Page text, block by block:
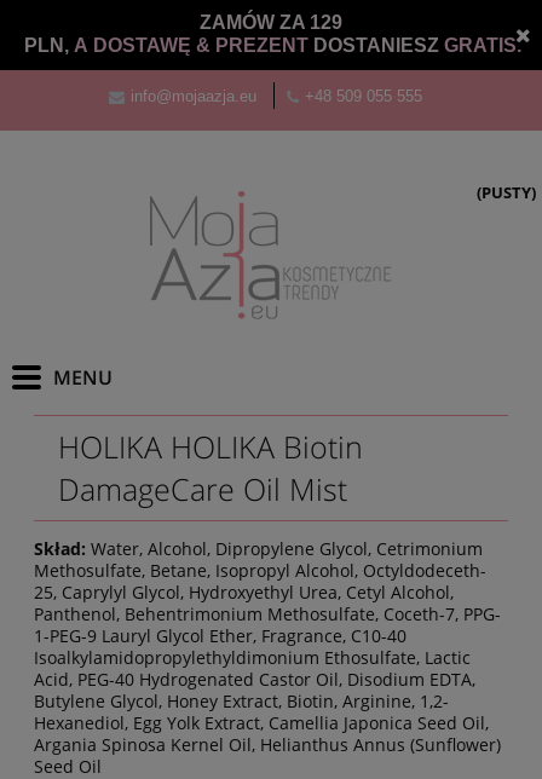
ZAMÓW ZA 129
PLN, A DOSTAWĘ & PREZENT DOSTANIESZ GRATIS.
info@mojaazja.eu +48 509 055 555
(PUSTY)
HOLIKA HOLIKA Biotin
DamageCare Oil Mist
Skład: Water, Alcohol, Dipropylene Glycol, Cetrimonium
Methosulfate, Betane, Isopropyl Alcohol, Octyldodeceth-
25, Caprylyl Glycol, Hydroxyethyl Urea, Cetyl Alcohol,
Panthenol, Behentrimonium Methosulfate, Coceth-7, PPG-
1-PEG-9 Lauryl Glycol Ether, Fragrance, C10-40
Isoalkylamidopropylethyldimonium Ethosulfate, Lactic
Acid, PEG-40 Hydrogenated Castor Oil, Disodium EDTA,
Butylene Glycol, Honey Extract, Biotin, Arginine, 1,2-
Hexanediol, Egg Yolk Extract, Camellia Japonica Seed Oil,
Argania Spinosa Kernel Oil, Helianthus Annus (Sunflower)
Seed Oil